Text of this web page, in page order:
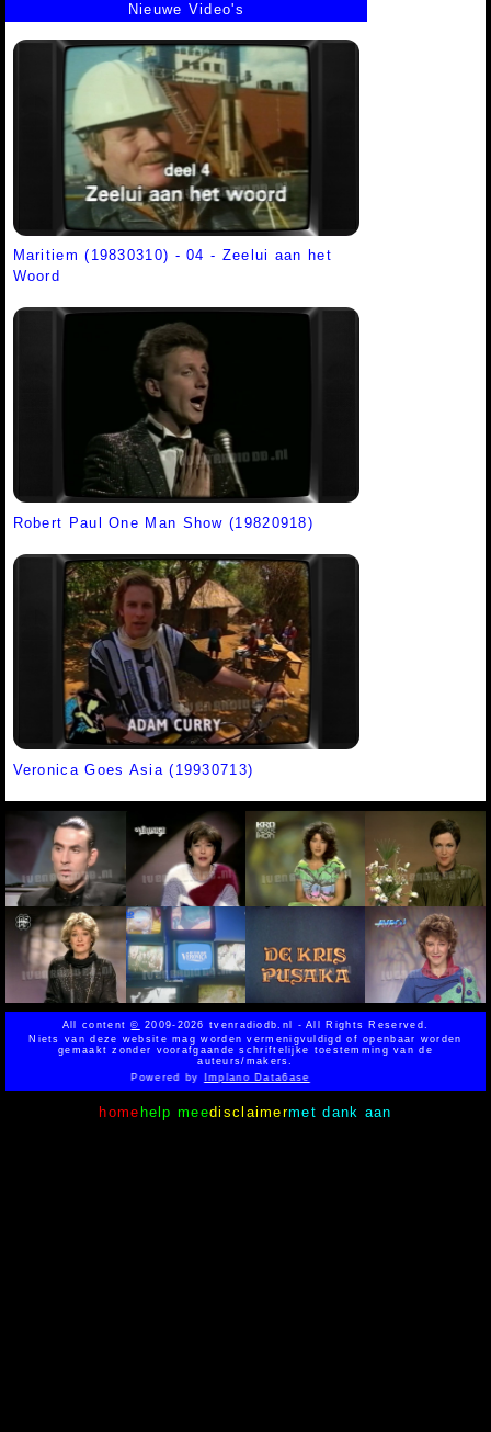
Nieuwe Video's
Maritiem (19830310) - 04 - Zeelui aan het
Woord
Robert Paul One Man Show (19820918)
Veronica Goes Asia (19930713)
All content© 2009-2026 tvenradiodb.nl - All Rights Reserved.
Niets van deze website mag worden vermenigvuldigd of openbaar worden
gemaakt zonder voorafgaande schriftelijke toestemming van de
auteurs/makers.
Powered byImplano Data6ase
home help meedisclaimermet dank aan